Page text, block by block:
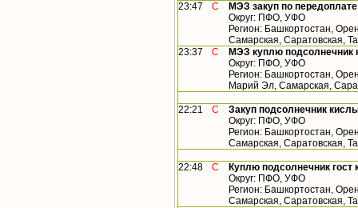
23:47 С
МЭЗ закуп по
Округ: ПФО, УФО
Регион: Башкортостан,
Самарская, Саратовская,
23:37
С
МЭЗ куплю подсолнечник
Округ: ПФО, УФО
Регион: Башкортостан,
Марий Эл, Самарская,
22:21 С
Закуп подсолнечник
Округ: ПФО, УФО
Регион: Башкортостан,
Самарская, Саратовская,
22:48 С
Куплю подсолнечник
Округ: ПФО, УФО
Регион: Башкортостан,
Самарская, Саратовская,